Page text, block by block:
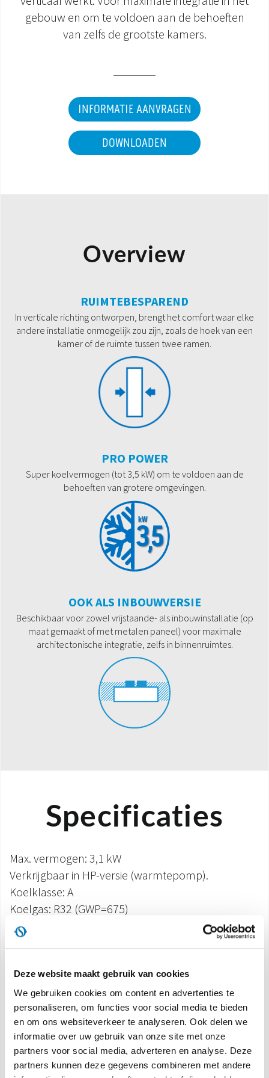
Deze website maakt gebruik van cookies
We gebruiken cookies om content en advertenties te
personaliseren, om functies voor social media te bieden
en om ons websiteverkeer te analyseren. Ook delen we
informatie over uw gebruik van onze site met onze
partners voor social media, adverteren en analyse. Deze
partners kunnen deze gegevens combineren met andere
DOCUMENTATIE PRODUCTEN
gebouw en om te voldoen aan de behoeften
van zelfs de grootste kamers.
INFORMATIE AANVRAGEN
DOWNLOADEN
Overview
RUIMTEBESPAREND
In verticale richting ontworpen, brengt het comfort waar elke
andere installatie onmogelijk zou zijn, zoals de hoek van een
kamer of de ruimte tussen twee ramen.
PRO POWER
Super koelvermogen (tot 3,5 kW) om te voldoen aan de
behoeften van grotere omgevingen.
OOK ALS INBOUWVERSIE
Beschikbaar voor zowel vrijstaande- als inbouwinstallatie (op
maat gemaakt of met metalen paneel) voor maximale
architectonische integratie, zelfs in binnenruimtes.
Specificaties
Max. vermogen: 3,1 kW
Verkrijgbaar in HP-versie (warmtepomp).
Koelklasse: A
Koelgas: R32 (GWP=675)
Verkrijgbaar in esthetische en ingebouwde versie
Vloerinstallatie voor versie met esthetica
Display met ingebouwde aanraakbediening (Kan
alleen worden gebruikt voor versie met esthetica)
Multifunctionele afstandsbediening met LCD-
display (Kan alleen worden gebruikt voor versie
met esthetiek).
Aan/uit-contact voor inschakelen of energieboost